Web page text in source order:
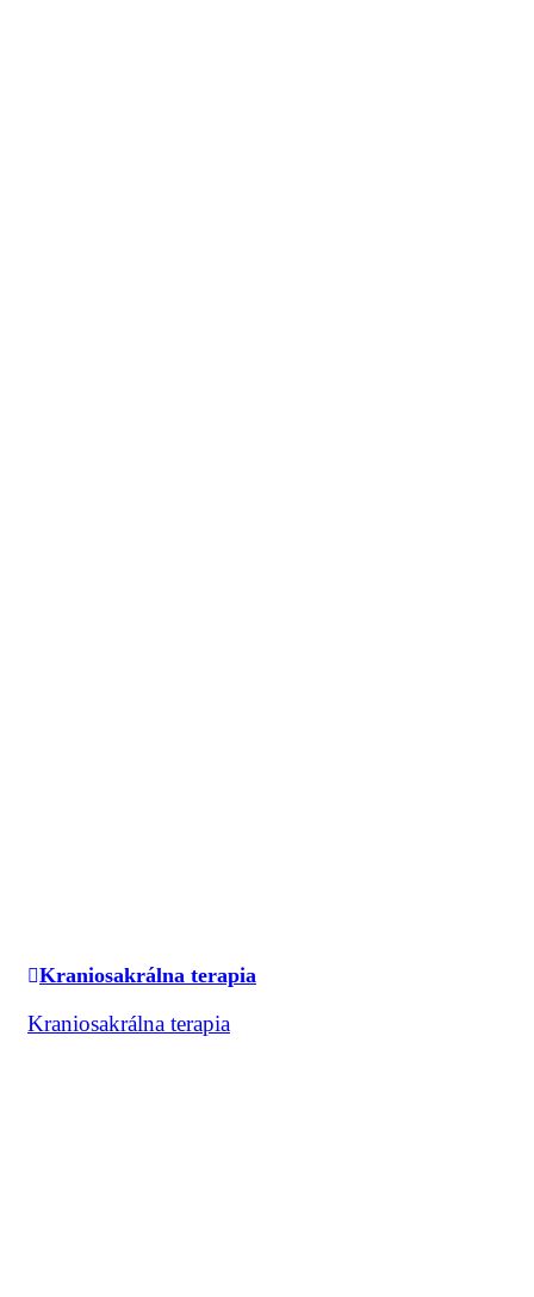
Kraniosakrálna terapia
Kraniosakrálna terapia